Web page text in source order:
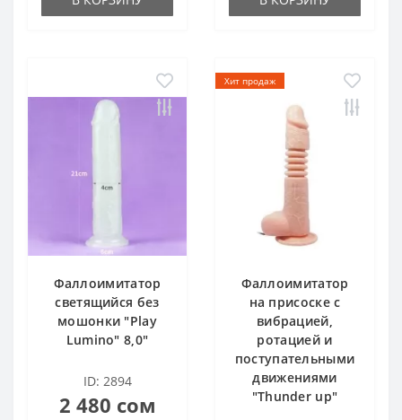
Фаллоимитатор
светящийся без
мошонки "Play
Lumino" 8,0"
ID: 2894
2 480 сом
Хит продаж
Фаллоимитатор
на присоске с
вибрацией,
ротацией и
поступательными
движениями
"Thunder up"